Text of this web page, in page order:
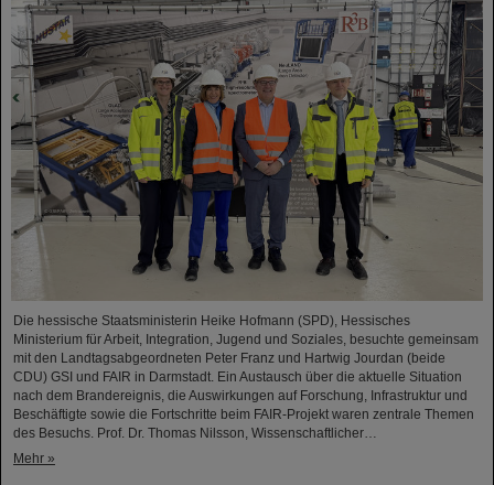
Die hessische Staatsministerin Heike Hofmann (SPD), Hessisches
Ministerium für Arbeit, Integration, Jugend und Soziales, besuchte gemeinsam
mit den Landtagsabgeordneten Peter Franz und Hartwig Jourdan (beide
CDU) GSI und FAIR in Darmstadt. Ein Austausch über die aktuelle Situation
nach dem Brandereignis, die Auswirkungen auf Forschung, Infrastruktur und
Beschäftigte sowie die Fortschritte beim FAIR-Projekt waren zentrale Themen
des Besuchs. Prof. Dr. Thomas Nilsson, Wissenschaftlicher…
Mehr »